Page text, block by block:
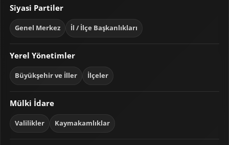
Siyasi Partiler
Genel Merkez İl / İlçe Başkanlıkları
Yerel Yönetimler
Büyükşehir ve İller İlçeler
Mülki İdare
Valilikler Kaymakamlıklar